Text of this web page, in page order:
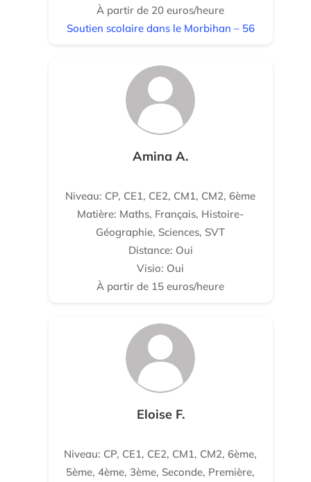
À partir de 20 euros/heure
Soutien scolaire dans le Morbihan – 56
Amina A.
Niveau: CP, CE1, CE2, CM1, CM2, 6ème
Matière: Maths, Français, Histoire-
Géographie, Sciences, SVT
Distance: Oui
Visio: Oui
À partir de 15 euros/heure
Eloise F.
Niveau: CP, CE1, CE2, CM1, CM2, 6ème,
5ème, 4ème, 3ème, Seconde, Première,